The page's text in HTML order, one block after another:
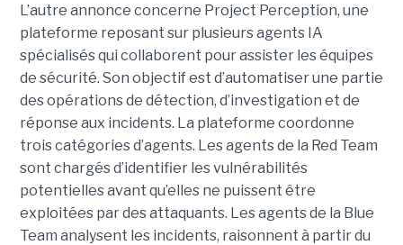
L’autre annonce concerne Project Perception, une
plateforme reposant sur plusieurs agents IA
spécialisés qui collaborent pour assister les équipes
de sécurité. Son objectif est d’automatiser une partie
des opérations de détection, d’investigation et de
réponse aux incidents. La plateforme coordonne
trois catégories d’agents. Les agents de la Red Team
sont chargés d’identifier les vulnérabilités
potentielles avant qu’elles ne puissent être
exploitées par des attaquants. Les agents de la Blue
Team analysent les incidents, raisonnent à partir du